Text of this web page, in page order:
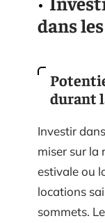
dans
durant
Investir
miser sur la
estivale ou
locations
sommets.